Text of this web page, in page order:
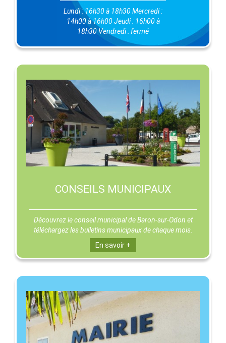
Lundi : 16h30 à 18h30 Mercredi :
14h00 à 16h00 Jeudi : 16h00 à
18h30 Vendredi : fermé
CONSEILS MUNICIPAUX
Découvrez le conseil municipal de Baron-sur-Odon et
téléchargez les bulletins municipaux de chaque mois.
En savoir +